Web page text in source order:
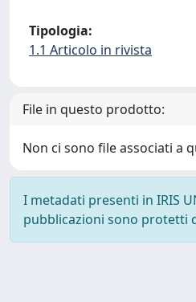
Tipologia:
1.1 Articolo in rivista
File in questo prodotto:
Non ci sono file associati a
I metadati presenti in IRIS
pubblicazioni sono protetti